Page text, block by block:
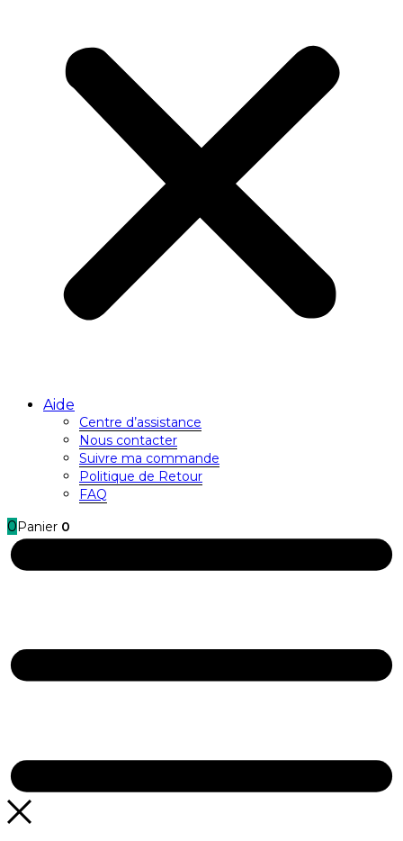
Aide
Centre d’assistance
Nous contacter
Suivre ma commande
Politique de Retour
FAQ
0 Panier 0